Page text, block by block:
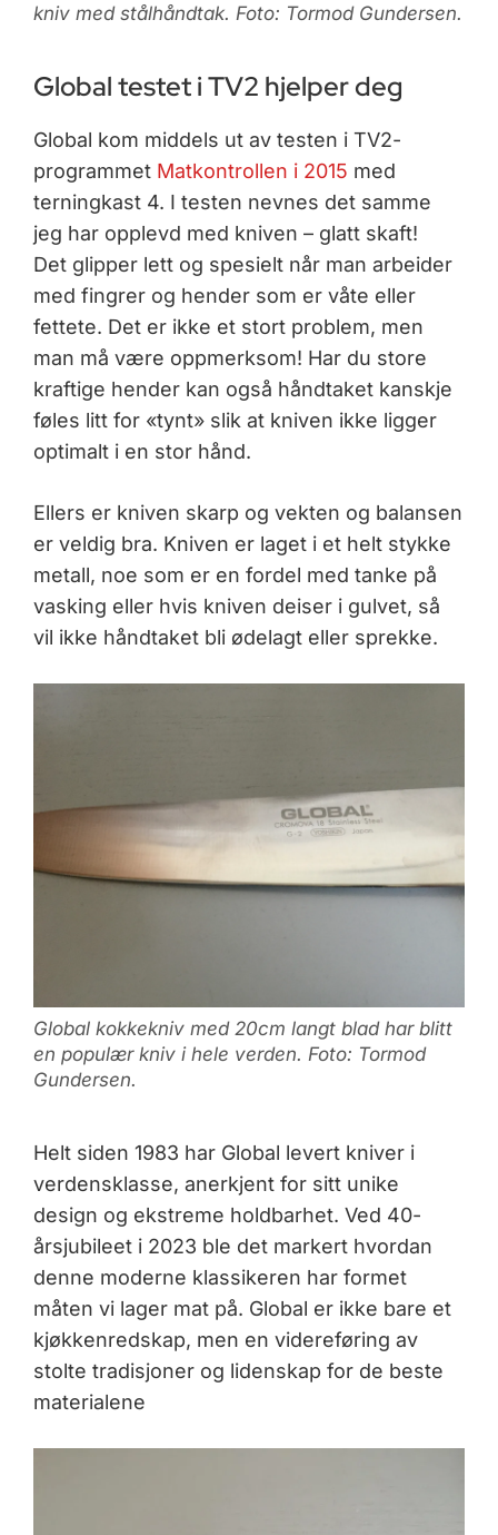
kniv med stålhåndtak. Foto: Tormod Gundersen.
Global testet i TV2 hjelper deg
Global kom middels ut av testen i TV2-
programmet Matkontrollen i 2015 med
terningkast 4. I testen nevnes det samme
jeg har opplevd med kniven – glatt skaft!
Det glipper lett og spesielt når man arbeider
med fingrer og hender som er våte eller
fettete. Det er ikke et stort problem, men
man må være oppmerksom! Har du store
kraftige hender kan også håndtaket kanskje
føles litt for «tynt» slik at kniven ikke ligger
optimalt i en stor hånd.
Ellers er kniven skarp og vekten og balansen
er veldig bra. Kniven er laget i et helt stykke
metall, noe som er en fordel med tanke på
vasking eller hvis kniven deiser i gulvet, så
vil ikke håndtaket bli ødelagt eller sprekke.
Global kokkekniv med 20cm langt blad har blitt
en populær kniv i hele verden. Foto: Tormod
Gundersen.
Helt siden 1983 har Global levert kniver i
verdensklasse, anerkjent for sitt unike
design og ekstreme holdbarhet. Ved 40-
årsjubileet i 2023 ble det markert hvordan
denne moderne klassikeren har formet
måten vi lager mat på. Global er ikke bare et
kjøkkenredskap, men en videreføring av
stolte tradisjoner og lidenskap for de beste
materialene